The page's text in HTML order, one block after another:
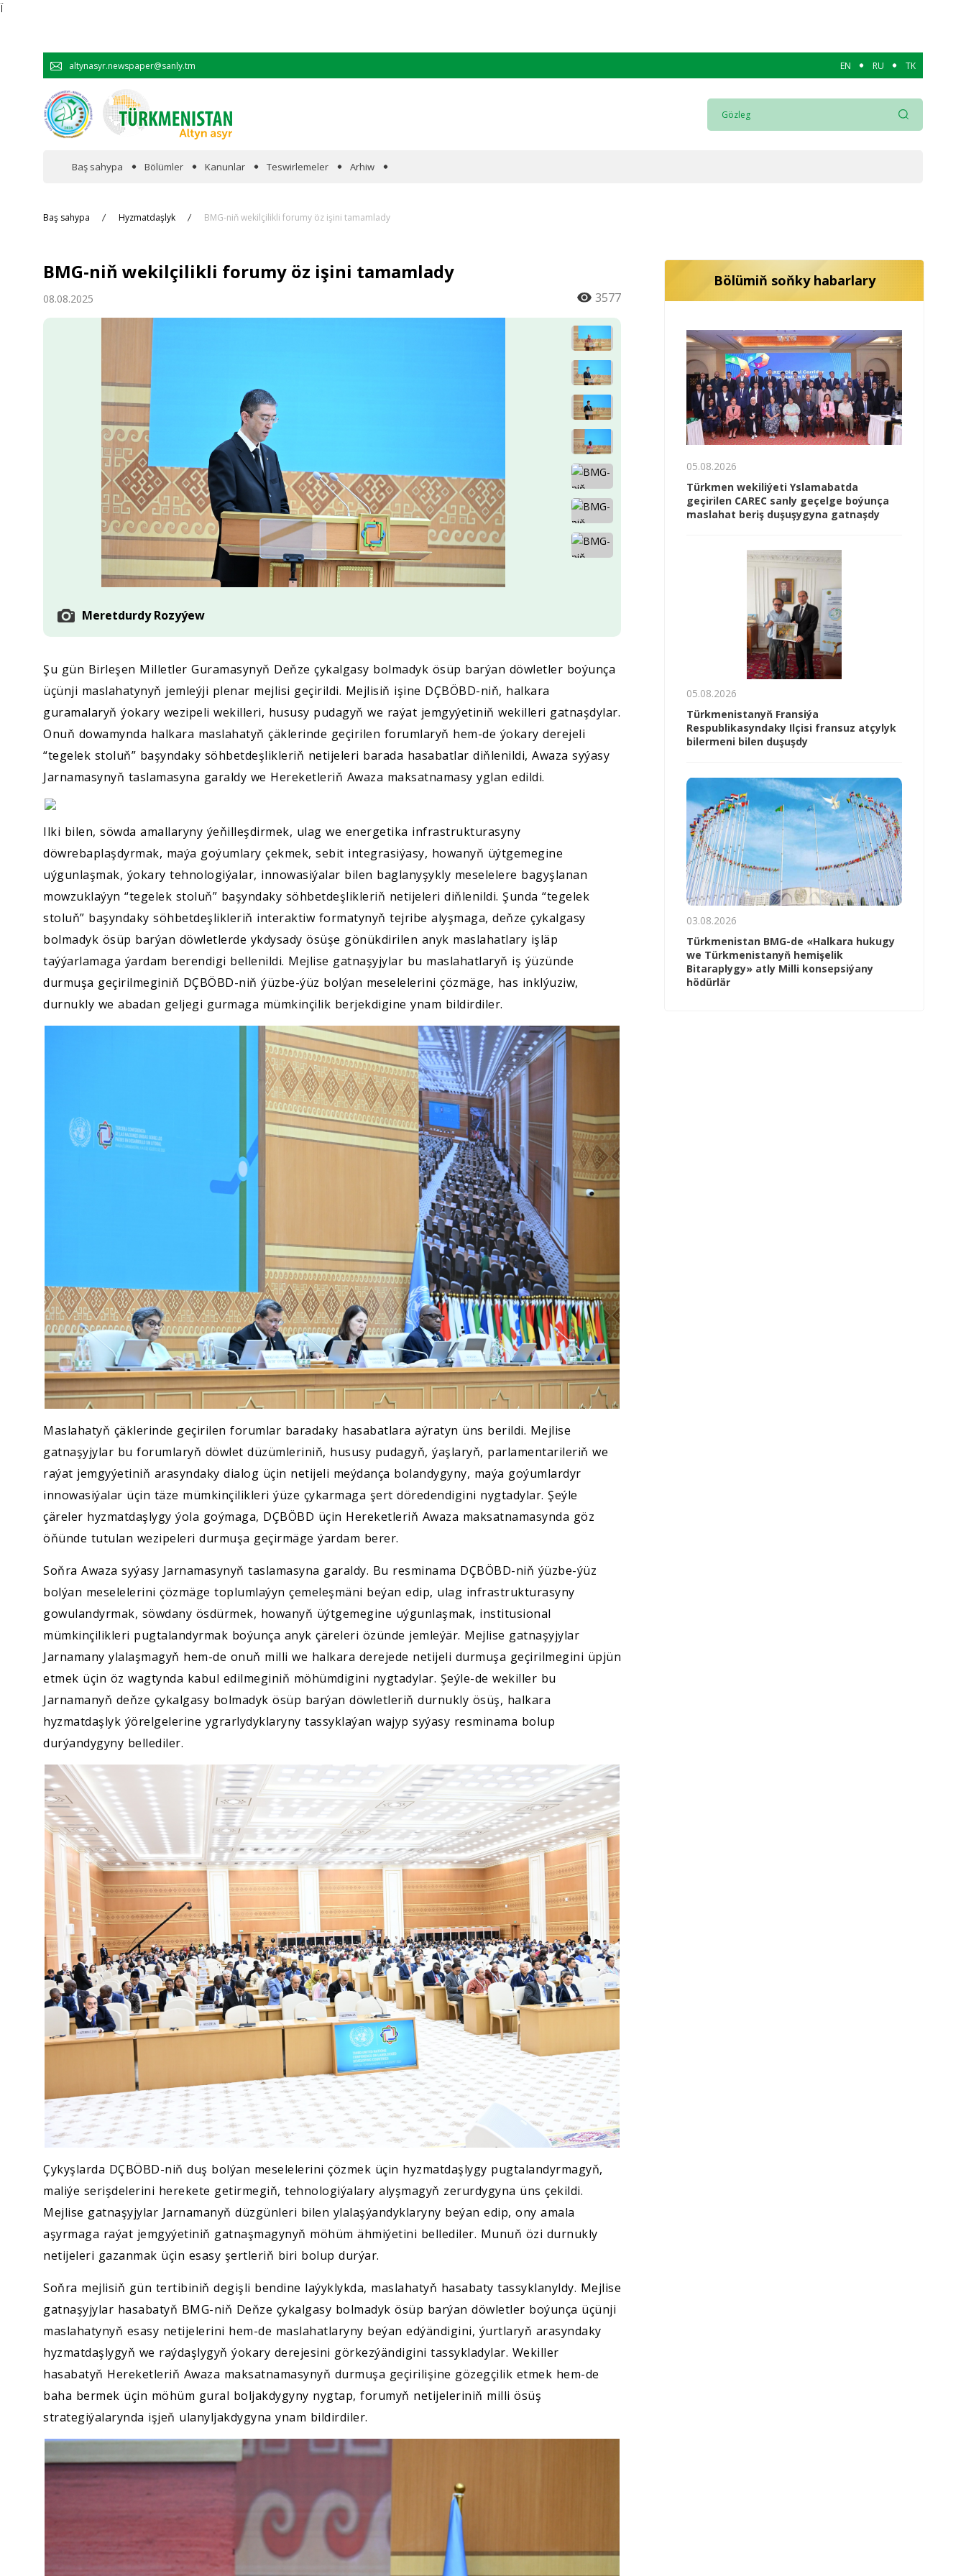
Ï
altynasyr.newspaper@sanly.tm EN RU TK
Baş sahypa Bölümler
Hyzmatdaşlyk
Sport
Kanunlar Teswirlemeler Arhiw
Baş sahypa Hyzmatdaşlyk BMG-niň wekilçilikli forumy öz işini tamamlady
BMG-niň wekilçilikli forumy öz işini tamamlady
08.08.2025 3577
Meretdurdy Rozyýew
Şu gün Birleşen Milletler Guramasynyň Deňze çykalgasy bolmadyk ösüp barýan döwletler boýunça
üçünji maslahatynyň jemleýji plenar mejlisi geçirildi. Mejlisiň işine DÇBÖBD-niň, halkara
guramalaryň ýokary wezipeli wekilleri, hususy pudagyň we raýat jemgyýetiniň wekilleri gatnaşdylar.
Onuň dowamynda halkara maslahatyň çäklerinde geçirilen forumlaryň hem-de ýokary derejeli
“tegelek stoluň” başyndaky söhbetdeşlikleriň netijeleri barada hasabatlar diňlenildi, Awaza syýasy
Jarnamasynyň taslamasyna garaldy we Hereketleriň Awaza maksatnamasy yglan edildi.
Ilki bilen, söwda amallaryny ýeňilleşdirmek, ulag we energetika infrastrukturasyny
döwrebaplaşdyrmak, maýa goýumlary çekmek, sebit integrasiýasy, howanyň üýtgemegine
uýgunlaşmak, ýokary tehnologiýalar, innowasiýalar bilen baglanyşykly meselelere bagyşlanan
mowzuklaýyn “tegelek stoluň” başyndaky söhbetdeşlikleriň netijeleri diňlenildi. Şunda “tegelek
stoluň” başyndaky söhbetdeşlikleriň interaktiw formatynyň tejribe alyşmaga, deňze çykalgasy
bolmadyk ösüp barýan döwletlerde ykdysady ösüşe gönükdirilen anyk maslahatlary işläp
taýýarlamaga ýardam berendigi bellenildi. Mejlise gatnaşyjylar bu maslahatlaryň iş ýüzünde
durmuşa geçirilmeginiň DÇBÖBD-niň ýüzbe-ýüz bolýan meselelerini çözmäge, has inklýuziw,
durnukly we abadan geljegi gurmaga mümkinçilik berjekdigine ynam bildirdiler.
Maslahatyň çäklerinde geçirilen forumlar baradaky hasabatlara aýratyn üns berildi. Mejlise
gatnaşyjylar bu forumlaryň döwlet düzümleriniň, hususy pudagyň, ýaşlaryň, parlamentarileriň we
raýat jemgyýetiniň arasyndaky dialog üçin netijeli meýdança bolandygyny, maýa goýumlardyr
innowasiýalar üçin täze mümkinçilikleri ýüze çykarmaga şert döredendigini nygtadylar. Şeýle
çäreler hyzmatdaşlygy ýola goýmaga, DÇBÖBD üçin Hereketleriň Awaza maksatnamasynda göz
öňünde tutulan wezipeleri durmuşa geçirmäge ýardam berer.
Soňra Awaza syýasy Jarnamasynyň taslamasyna garaldy. Bu resminama DÇBÖBD-niň ýüzbe-ýüz
bolýan meselelerini çözmäge toplumlaýyn çemeleşmäni beýan edip, ulag infrastrukturasyny
gowulandyrmak, söwdany ösdürmek, howanyň üýtgemegine uýgunlaşmak, institusional
mümkinçilikleri pugtalandyrmak boýunça anyk çäreleri özünde jemleýär. Mejlise gatnaşyjylar
Jarnamany ylalaşmagyň hem-de onuň milli we halkara derejede netijeli durmuşa geçirilmegini üpjün
etmek üçin öz wagtynda kabul edilmeginiň möhümdigini nygtadylar. Şeýle-de wekiller bu
Jarnamanyň deňze çykalgasy bolmadyk ösüp barýan döwletleriň durnukly ösüş, halkara
hyzmatdaşlyk ýörelgelerine ygrarlydyklaryny tassyklaýan wajyp syýasy resminama bolup
durýandygyny bellediler.
Çykyşlarda DÇBÖBD-niň duş bolýan meselelerini çözmek üçin hyzmatdaşlygy pugtalandyrmagyň,
maliýe serişdelerini herekete getirmegiň, tehnologiýalary alyşmagyň zerurdygyna üns çekildi.
Mejlise gatnaşyjylar Jarnamanyň düzgünleri bilen ylalaşýandyklaryny beýan edip, ony amala
aşyrmaga raýat jemgyýetiniň gatnaşmagynyň möhüm ähmiýetini bellediler. Munuň özi durnukly
netijeleri gazanmak üçin esasy şertleriň biri bolup durýar.
Soňra mejlisiň gün tertibiniň degişli bendine laýyklykda, maslahatyň hasabaty tassyklanyldy. Mejlise
gatnaşyjylar hasabatyň BMG-niň Deňze çykalgasy bolmadyk ösüp barýan döwletler boýunça üçünji
maslahatynyň esasy netijelerini hem-de maslahatlaryny beýan edýändigini, ýurtlaryň arasyndaky
hyzmatdaşlygyň we raýdaşlygyň ýokary derejesini görkezýändigini tassykladylar. Wekiller
hasabatyň Hereketleriň Awaza maksatnamasynyň durmuşa geçirilişine gözegçilik etmek hem-de
baha bermek üçin möhüm gural boljakdygyny nygtap, forumyň netijeleriniň milli ösüş
strategiýalarynda işjeň ulanyljakdygyna ynam bildirdiler.
Bölümiň soňky habarlary
05.08.2026
Türkmen wekiliýeti Yslamabatda
geçirilen CAREC sanly geçelge boýunça
maslahat beriş duşuşygyna gatnaşdy
05.08.2026
Türkmenistanyň Fransiýa
Respublikasyndaky Ilçisi fransuz atçylyk
bilermeni bilen duşuşdy
03.08.2026
Türkmenistan BMG-de «Halkara hukugy
we Türkmenistanyň hemişelik
Bitaraplygy» atly Milli konsepsiýany
hödürlär